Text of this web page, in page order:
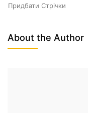
Придбати Стрічки
About the Author